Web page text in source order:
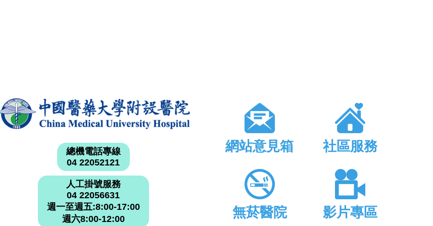
總機電話專線
04 22052121
人工掛號服務
04 22056631
週一至週五:8:00-17:00
週六8:00-12:00
網站意見箱 社區服務
無菸醫院 影片專區